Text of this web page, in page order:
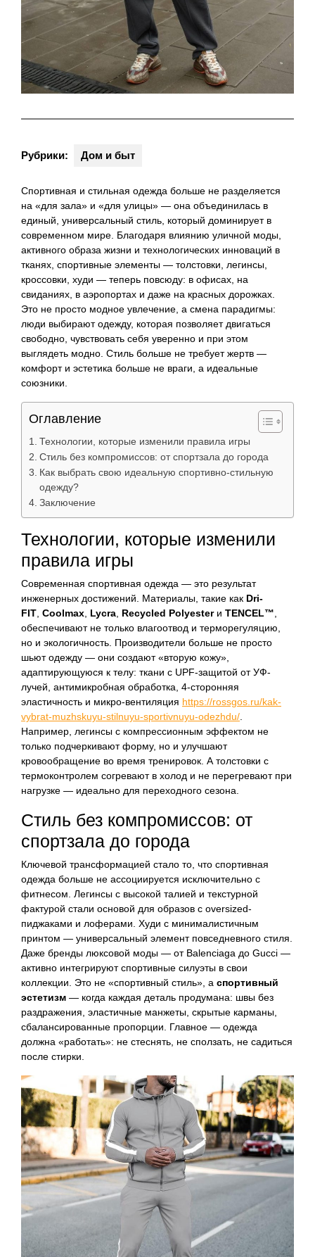
Рубрики: Дом и быт
Спортивная и стильная одежда больше не разделяется
на «для зала» и «для улицы» — она объединилась в
единый, универсальный стиль, который доминирует в
современном мире. Благодаря влиянию уличной моды,
активного образа жизни и технологических инноваций в
тканях, спортивные элементы — толстовки, легинсы,
кроссовки, худи — теперь повсюду: в офисах, на
свиданиях, в аэропортах и даже на красных дорожках.
Это не просто модное увлечение, а смена парадигмы:
люди выбирают одежду, которая позволяет двигаться
свободно, чувствовать себя уверенно и при этом
выглядеть модно. Стиль больше не требует жертв —
комфорт и эстетика больше не враги, а идеальные
союзники.
Оглавление
Технологии, которые изменили правила игры
Стиль без компромиссов: от спортзала до города
Как выбрать свою идеальную спортивно-стильную
одежду?
Заключение
Технологии, которые изменили
правила игры
Современная спортивная одежда — это результат
инженерных достижений. Материалы, такие как Dri-
FIT Coolmax Lycra Recycled Polyesterи TENCEL™
обеспечивают не только влагоотвод и терморегуляцию,
но и экологичность. Производители больше не просто
шьют одежду — они создают «вторую кожу»,
адаптирующуюся к телу: ткани с UPF-защитой от УФ-
лучей, антимикробная обработка, 4-сторонняя
эластичность и микро-вентиляция https://rossgos.ru/kak-
vybrat-muzhskuyu-stilnuyu-sportivnuyu-odezhdu/
Например, легинсы с компрессионным эффектом не
только подчеркивают форму, но и улучшают
кровообращение во время тренировок. А толстовки с
термоконтролем согревают в холод и не перегревают при
нагрузке — идеально для переходного сезона.
Стиль без компромиссов: от
спортзала до города
Ключевой трансформацией стало то, что спортивная
одежда больше не ассоциируется исключительно с
фитнесом. Легинсы с высокой талией и текстурной
фактурой стали основой для образов с oversized-
пиджаками и лоферами. Худи с минималистичным
принтом — универсальный элемент повседневного стиля.
Даже бренды люксовой моды — от Balenciaga до Gucci —
активно интегрируют спортивные силуэты в свои
коллекции. Это не «спортивный стиль», а спортивный
эстетизм — когда каждая деталь продумана: швы без
раздражения, эластичные манжеты, скрытые карманы,
сбалансированные пропорции. Главное — одежда
должна «работать»: не стеснять, не сползать, не садиться
после стирки.